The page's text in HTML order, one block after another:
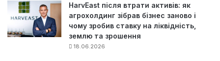
HarvEast після втрати активів: як
агрохолдинг зібрав бізнес заново і
чому зробив ставку на ліквідність,
землю та зрошення
18.06.2026